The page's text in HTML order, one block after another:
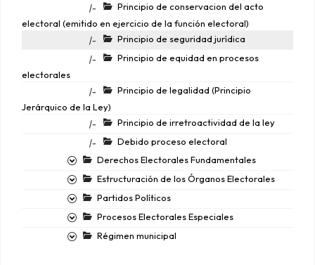
|-
Principio de conservacion del acto
electoral (emitido en ejercicio de la función electoral)
|-
Principio de seguridad jurídica
|-
Principio de equidad en procesos
electorales
|-
Principio de legalidad (Principio
Jerárquico de la Ley)
|-
Principio de irretroactividad de la ley
|-
Debido proceso electoral
Derechos Electorales Fundamentales
Estructuración de los Órganos Electorales
Partidos Políticos
Procesos Electorales Especiales
Régimen municipal